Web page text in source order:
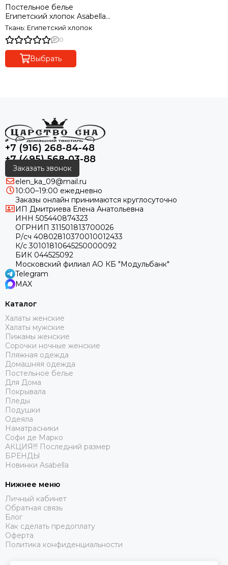
Постельное белье
Египетский хлопок Asabella
2108 Premium
Ткань: Египетский хлопок
0
Выбрать
+7 (916) 268-84-48
+7 (495) 568-03-88
Заказать звонок
elen_ka_09@mail.ru
10:00–19:00 ежедневно
Заказы онлайн принимаются круглосуточно
ИП Дмитриева Елена Анатольевна
ИНН 505440874323
ОГРНИП 311501813700026
Р/сч 40802810370010012433
К/с 30101810645250000092
БИК 044525092
Московский филиал АО КБ "Модульбанк"
Telegram
MAX
Каталог
Халаты женские
Халаты мужские
Пижамы женские
Сорочки ночные женские
Пляжная одежда
Домашняя одежда
Постельное белье
Для Дома
Покрывала
Пледы
Подушки
Одеяла
Наматрасники
Софи де Марко
АКЦИЯ!!! Последний размер
БРЕНДЫ
Новинки Asabella
Нижнее меню
Личный кабинет
Обратная связь
Блог
Как сделать предоплату
Оферта
Политика конфиденциальности